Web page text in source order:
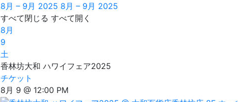
8月 – 9月 2025 8月 – 9月 2025
すべて閉じる すべて開く
8月
9
土
香林坊大和 ハワイフェア2025
チケット
8月 9 @ 12:00 PM